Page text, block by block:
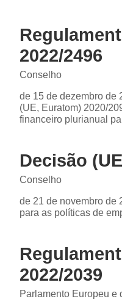
2022/2496
Conselho
de 15 de dezembro de
(UE, Euratom) 2020/
financeiro plurianual
Decisão
Conselho
de 21 de novembro de
para as políticas de
2022/2039
Parlamento Europeu e